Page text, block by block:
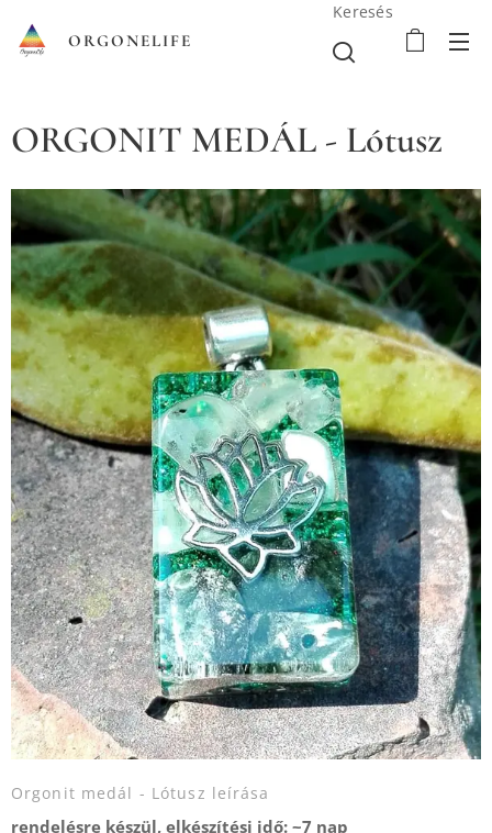
ORGONELIFE
Keresés
ORGONIT MEDÁL - Lótusz
Orgonit medál - Lótusz leírása
rendelésre készül, elkészítési idő: ~7 nap